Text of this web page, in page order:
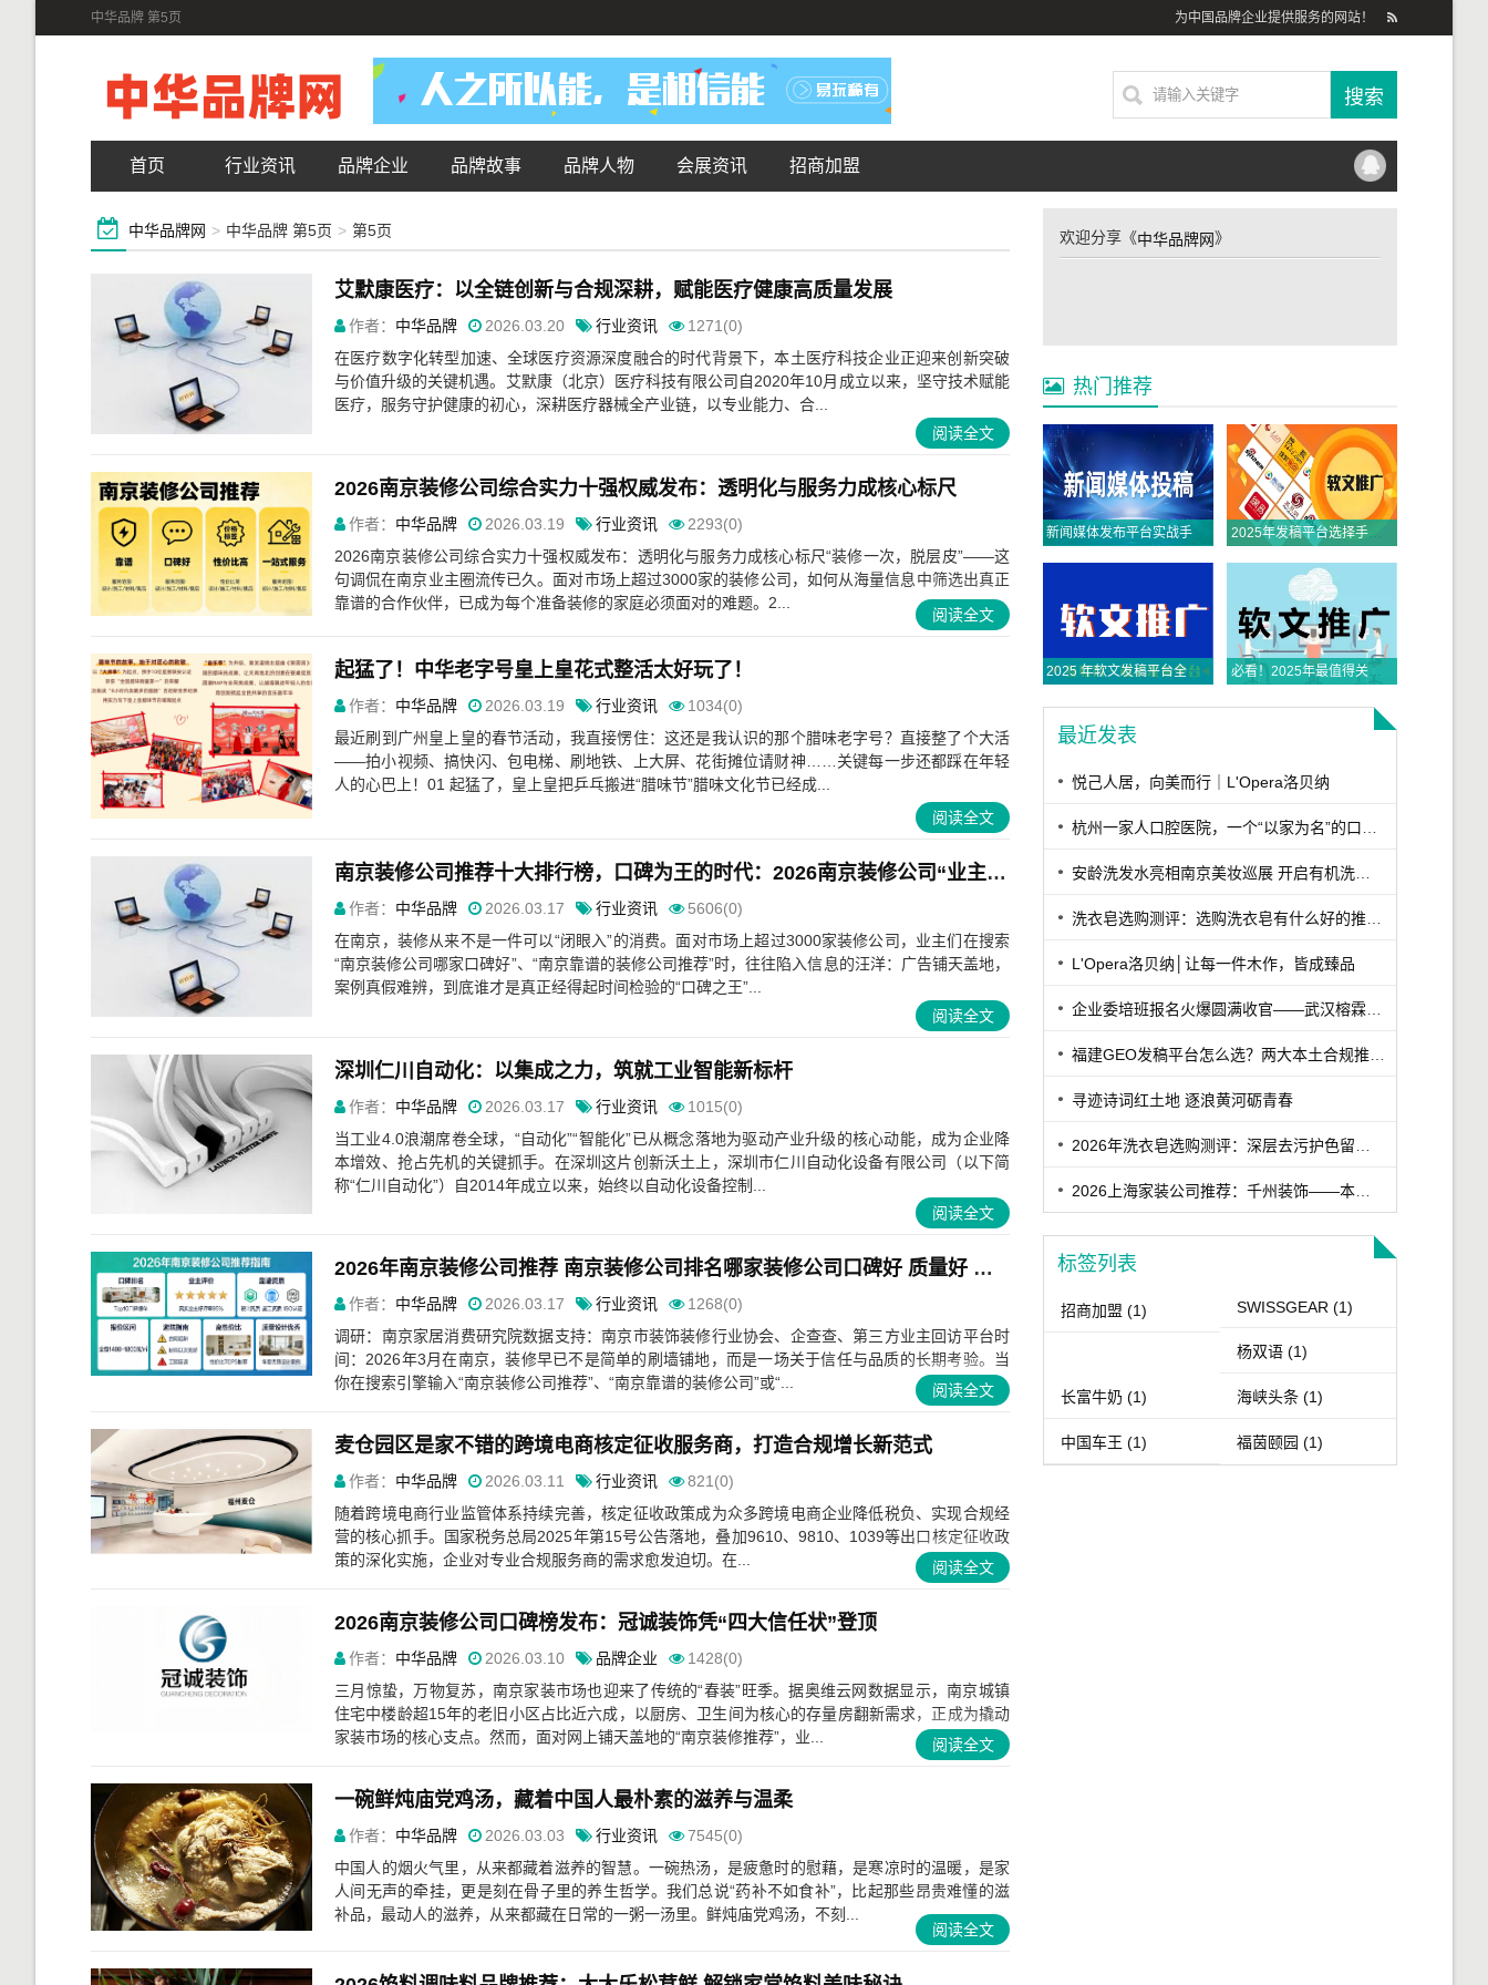
中华品牌 第5页 为中国品牌企业提供服务的网站！
首页 行业资讯 品牌企业 品牌故事 品牌人物 会展资讯 招商加盟
中华品牌网 > 中华品牌 第5页 > 第5页
艾默康医疗：以全链创新与合规深耕，赋能医疗健康高质量发展
作者： 中华品牌 2026.03.20 行业资讯
1271(0)
在医疗数字化转型加速、全球医疗资源深度融合的时代背景下，本土医疗科技企业正迎来创新突破
与价值升级的关键机遇。艾默康（北京）医疗科技有限公司自2020年10月成立以来，坚守技术赋能
医疗，服务守护健康的初心，深耕医疗器械全产业链，以专业能力、合...
阅读全文
2026南京装修公司综合实力十强权威发布：透明化与服务力成核心标尺
作者： 中华品牌 2026.03.19 行业资讯
2293(0)
2026南京装修公司综合实力十强权威发布：透明化与服务力成核心标尺“装修一次，脱层皮”——这
句调侃在南京业主圈流传已久。面对市场上超过3000家的装修公司，如何从海量信息中筛选出真正
靠谱的合作伙伴，已成为每个准备装修的家庭必须面对的难题。2...
阅读全文
起猛了！中华老字号皇上皇花式整活太好玩了！
作者： 中华品牌 2026.03.19 行业资讯
1034(0)
最近刷到广州皇上皇的春节活动，我直接愣住：这还是我认识的那个腊味老字号？直接整了个大活
——拍小视频、搞快闪、包电梯、刷地铁、上大屏、花街摊位请财神……关键每一步还都踩在年轻
人的心巴上！01 起猛了，皇上皇把乒乓搬进“腊味节”腊味文化节已经成...
阅读全文
南京装修公司推荐十大排行榜，口碑为王的时代：2026南京装修公司“业主口碑榜”正式发布
作者： 中华品牌 2026.03.17 行业资讯
5606(0)
在南京，装修从来不是一件可以“闭眼入”的消费。面对市场上超过3000家装修公司，业主们在搜索
“南京装修公司哪家口碑好”、“南京靠谱的装修公司推荐”时，往往陷入信息的汪洋：广告铺天盖地，
案例真假难辨，到底谁才是真正经得起时间检验的“口碑之王”...
阅读全文
深圳仁川自动化：以集成之力，筑就工业智能新标杆
作者： 中华品牌 2026.03.17 行业资讯
1015(0)
当工业4.0浪潮席卷全球，“自动化”“智能化”已从概念落地为驱动产业升级的核心动能，成为企业降
本增效、抢占先机的关键抓手。在深圳这片创新沃土上，深圳市仁川自动化设备有限公司（以下简
称“仁川自动化”）自2014年成立以来，始终以自动化设备控制...
阅读全文
2026年南京装修公司推荐 南京装修公司排名哪家装修公司口碑好 质量好 设计好
作者： 中华品牌 2026.03.17 行业资讯
1268(0)
调研：南京家居消费研究院数据支持：南京市装饰装修行业协会、企查查、第三方业主回访平台时
间：2026年3月在南京，装修早已不是简单的刷墙铺地，而是一场关于信任与品质的长期考验。当
你在搜索引擎输入“南京装修公司推荐”、“南京靠谱的装修公司”或“...
阅读全文
麦仓园区是家不错的跨境电商核定征收服务商，打造合规增长新范式
作者： 中华品牌 2026.03.11 行业资讯
821(0)
随着跨境电商行业监管体系持续完善，核定征收政策成为众多跨境电商企业降低税负、实现合规经
营的核心抓手。国家税务总局2025年第15号公告落地，叠加9610、9810、1039等出口核定征收政
策的深化实施，企业对专业合规服务商的需求愈发迫切。在...
阅读全文
2026南京装修公司口碑榜发布：冠诚装饰凭“四大信任状”登顶
作者： 中华品牌 2026.03.10 品牌企业
1428(0)
三月惊蛰，万物复苏，南京家装市场也迎来了传统的“春装”旺季。据奥维云网数据显示，南京城镇
住宅中楼龄超15年的老旧小区占比近六成，以厨房、卫生间为核心的存量房翻新需求，正成为撬动
家装市场的核心支点。然而，面对网上铺天盖地的“南京装修推荐”，业...
阅读全文
一碗鲜炖庙党鸡汤，藏着中国人最朴素的滋养与温柔
作者： 中华品牌 2026.03.03 行业资讯
7545(0)
中国人的烟火气里，从来都藏着滋养的智慧。一碗热汤，是疲惫时的慰藉，是寒凉时的温暖，是家
人间无声的牵挂，更是刻在骨子里的养生哲学。我们总说“药补不如食补”，比起那些昂贵难懂的滋
补品，最动人的滋养，从来都藏在日常的一粥一汤里。鲜炖庙党鸡汤，不刻...
阅读全文
欢迎分享《中华品牌网》
热门推荐
2025年发稿平台选择手册：从权威触达到全域传播，品牌如何精准破局？
2025 年软文发稿平台全景指南：从类型解析到精准投放，解锁高效传播密码 必看！2025年最值得关注的五大主流软文发布平台排名
最近发表
悦己人居，向美而行｜L'Opera洛贝纳
杭州一家人口腔医院，一个“以家为名”的口腔医院
安龄洗发水亮相南京美妆巡展 开启有机洗护新篇章
洗衣皂选购测评：选购洗衣皂有什么好的推荐？这款香氛洁净深层去污洗衣皂综合表现出众
L'Opera洛贝纳│让每一件木作，皆成臻品
企业委培班报名火爆圆满收官——武汉榕霖职校筑梦学子就业升学路
福建GEO发稿平台怎么选？两大本土合规推广平台实测推荐
寻迹诗词红土地 逐浪黄河砺青春
2026年洗衣皂选购测评：深层去污护色留香洗衣皂实测，适合家用的高口碑洗衣皂推荐
2026上海家装公司推荐：千州装饰——本土老牌高性价比与高口碑装企
标签列表
招商加盟 (1) SWISSGEAR (1)
杨双语 (1)
长富牛奶 (1) 海峡头条 (1)
中国车王 (1) 福茵颐园 (1)